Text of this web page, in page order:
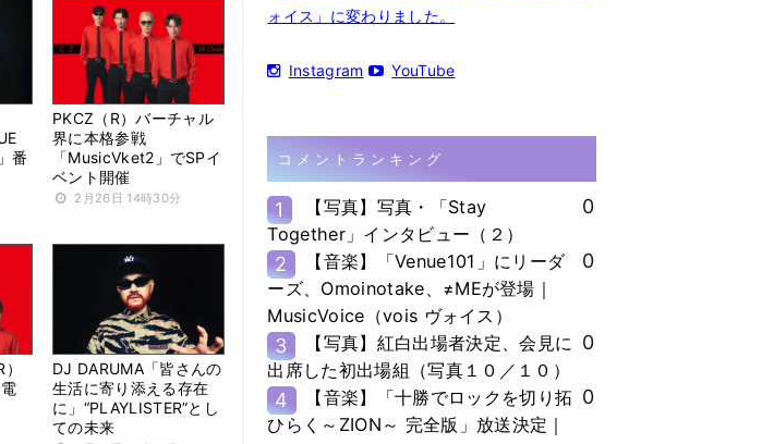
番
PKCZ（R）バーチャル
界に本格参戦
「MusicVket2」でSPイ
ベント開催
2月26日 14時30分
DJ DARUMA「皆さんの
生活に寄り添える存在
に」“PLAYLISTER”とし
ての未来
ォイス」に変わりました。
Instagram YouTube
コメントランキング
1
【写真】写真・「Stay
Together」インタビュー（２）
0
2
【音楽】「Venue101」にリーダ
ーズ、Omoinotake、≠MEが登場｜
MusicVoice（vois ヴォイス）
0
3
【写真】紅白出場者決定、会見に
出席した初出場組（写真１０／１０）
0
4
【音楽】「十勝でロックを切り拓
ひらく～ZION～ 完全版」放送決定｜
0